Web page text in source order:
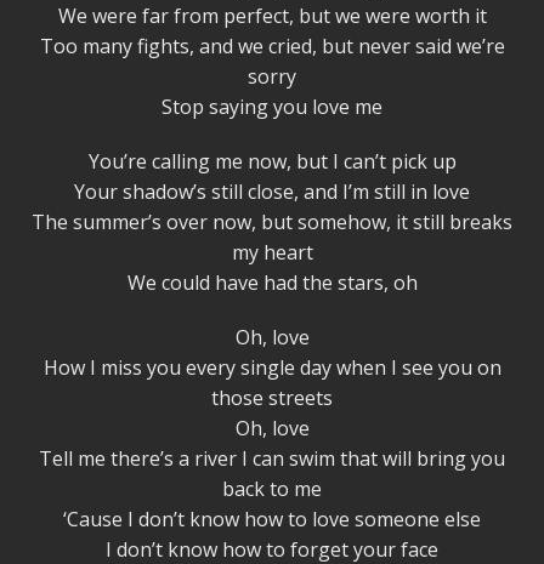
We were far from perfect, but we were worth it
Too many fights, and we cried, but never said we’re
sorry
Stop saying you love me
You’re calling me now, but I can’t pick up
Your shadow’s still close, and I’m still in love
The summer’s over now, but somehow, it still breaks
my heart
We could have had the stars, oh
Oh, love
How I miss you every single day when I see you on
those streets
Oh, love
Tell me there’s a river I can swim that will bring you
back to me
‘Cause I don’t know how to love someone else
I don’t know how to forget your face